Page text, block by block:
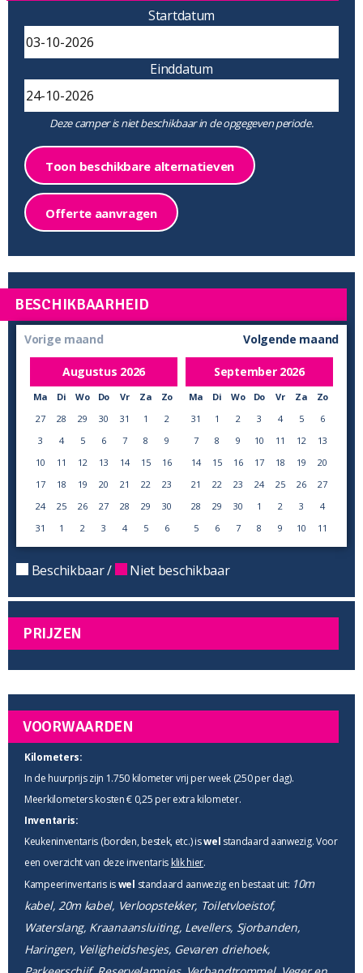
Startdatum
Einddatum
Deze camper is niet beschikbaar in de opgegeven periode.
Toon beschikbare alternatieven
Offerte aanvragen
BESCHIKBAARHEID
Vorige maand
Augustus 2026
Ma Di Wo Do Vr Za
Zo
27
28 29 30 31 1
2
3
4 5 6 7 8
9
10
11 12 13 14 15
16
17
18 19 20 21 22
23
24
25 26 27 28 29
30
31
1 2 3 4 5 6
Volgende maand
September 2026
Ma Di Wo Do Vr Za
Zo
31
1 2 3 4 5
6
7
8 9 10 11 12
13
14
15 16 17 18 19
20
21
22 23 24 25 26
27
28
29 30 1 2 3
4
5
6 7 8 9 10 11
Beschikbaar / Niet beschikbaar
PRIJZEN
VOORWAARDEN
Kilometers:
In de huurprijs zijn 1.750 kilometer vrij per week (250 per dag).
Meerkilometers kosten € 0,25 per extra kilometer.
Inventaris:
Keukeninventaris (borden, bestek, etc.) iswel standaard aanwezig. Voor
een overzicht van deze inventaris klik hier.
Kampeerinventaris iswel standaard aanwezig en bestaat uit: 10m
kabel, 20m kabel, Verloopstekker, Toiletvloeistof,
Waterslang, Kraanaansluiting, Levellers, Sjorbanden,
Haringen, Veiligheidshesjes, Gevaren driehoek,